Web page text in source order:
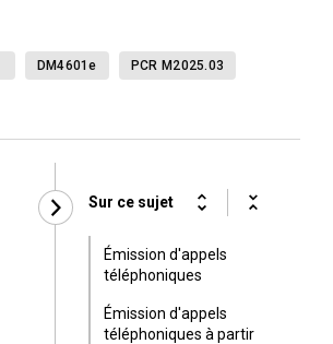
DM4601e PCR M2025.03
Sur ce sujet
Émission d'appels
téléphoniques
Émission d'appels
téléphoniques à partir